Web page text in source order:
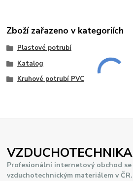
Zboží zařazeno v kategoriích
Plastové potrubí
Katalog
Kruhové potrubí PVC
VZDUCHOTECHNIKA
Profesionální internetový obchod se
vzduchotechnickým materiálem v ČR.